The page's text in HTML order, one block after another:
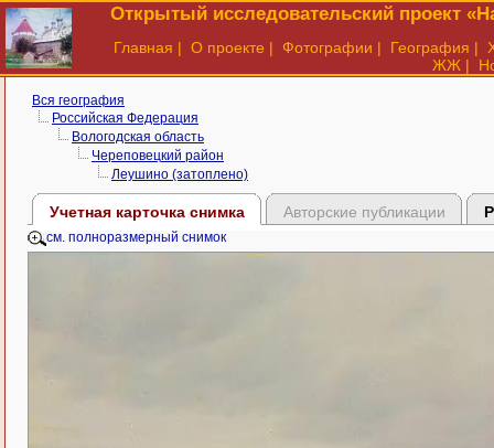
Открытый исследовательский проект
Главная | О проекте | Фотографии | География |
ЖЖ |
Вся география
Российская Федерация
Вологодская область
Череповецкий район
Леушино (затоплено)
Учетная карточка снимка Авторские публикации
см. полноразмерный снимок